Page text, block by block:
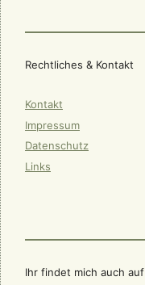
Rechtliches & Kontakt
Kontakt
Impressum
Datenschutz
Links
Ihr findet mich auch auf